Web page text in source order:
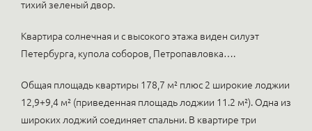
тихий зеленый двор.
Квартира солнечная и с высокого этажа виден силуэт
Петербурга, купола соборов, Петропавловка….
Общая площадь квартиры 178,7 м² плюс 2 широкие лоджии
12,9+9,4 м² (приведенная площадь лоджии 11.2 м²). Одна из
широких лоджий соединяет спальни. В квартире три